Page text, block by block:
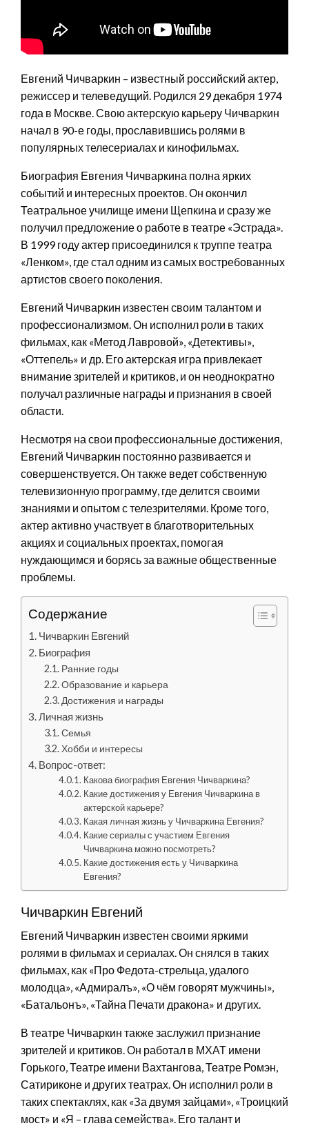
Евгений Чичваркин – известный российский актер,
режиссер и телеведущий. Родился 29 декабря 1974
года в Москве. Свою актерскую карьеру Чичваркин
начал в 90-е годы, прославившись ролями в
популярных телесериалах и кинофильмах.
Биография Евгения Чичваркина полна ярких
событий и интересных проектов. Он окончил
Театральное училище имени Щепкина и сразу же
получил предложение о работе в театре «Эстрада».
В 1999 году актер присоединился к труппе театра
«Ленком», где стал одним из самых востребованных
артистов своего поколения.
Евгений Чичваркин известен своим талантом и
профессионализмом. Он исполнил роли в таких
фильмах, как «Метод Лавровой», «Детективы»,
«Оттепель» и др. Его актерская игра привлекает
внимание зрителей и критиков, и он неоднократно
получал различные награды и признания в своей
области.
Несмотря на свои профессиональные достижения,
Евгений Чичваркин постоянно развивается и
совершенствуется. Он также ведет собственную
телевизионную программу, где делится своими
знаниями и опытом с телезрителями. Кроме того,
актер активно участвует в благотворительных
акциях и социальных проектах, помогая
нуждающимся и борясь за важные общественные
проблемы.
Содержание
Чичваркин Евгений
Биография
Ранние годы
Образование и карьера
Достижения и награды
Личная жизнь
Семья
Хобби и интересы
Вопрос-ответ:
Какова биография Евгения Чичваркина?
Какие достижения у Евгения Чичваркина в
актерской карьере?
Какая личная жизнь у Чичваркина Евгения?
Какие сериалы с участием Евгения
Чичваркина можно посмотреть?
Какие достижения есть у Чичваркина
Евгения?
Чичваркин Евгений
Евгений Чичваркин известен своими яркими
ролями в фильмах и сериалах. Он снялся в таких
фильмах, как «Про Федота-стрельца, удалого
молодца», «Адмиралъ», «О чём говорят мужчины»,
«Батальонъ», «Тайна Печати дракона» и других.
В театре Чичваркин также заслужил признание
зрителей и критиков. Он работал в МХАТ имени
Горького, Театре имени Вахтангова, Театре Ромэн,
Сатириконе и других театрах. Он исполнил роли в
таких спектаклях, как «За двумя зайцами», «Троицкий
мост» и «Я – глава семейства». Его талант и